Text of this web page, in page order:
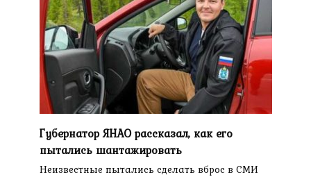
Губернатор ЯНАО рассказал, как его
пытались шантажировать
Неизвестные пытались сделать вброс в СМИ